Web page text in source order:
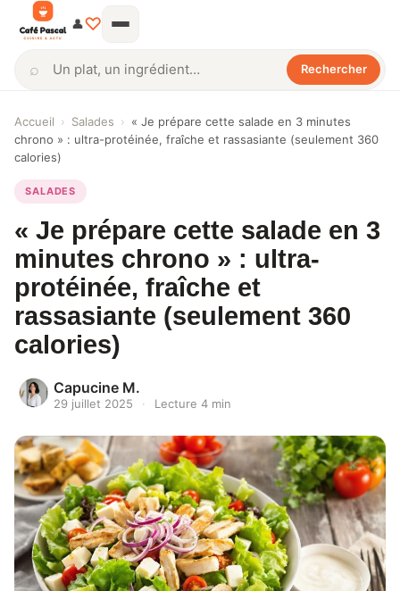
⌕
Rechercher
Rechercher
👤♡
Accueil › Salades › « Je prépare cette salade en 3 minutes
chrono » : ultra-protéinée, fraîche et rassasiante (seulement 360
calories)
SALADES
« Je prépare cette salade en 3
minutes chrono » : ultra-
protéinée, fraîche et
rassasiante (seulement 360
calories)
Capucine M.
29 juillet 2025 · Lecture 4 min